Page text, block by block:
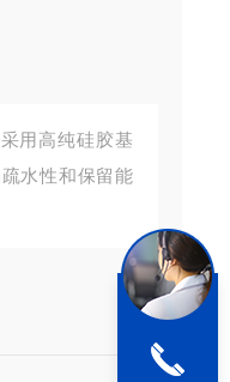
用高纯硅胶基
水性和保留能
、食品检测及